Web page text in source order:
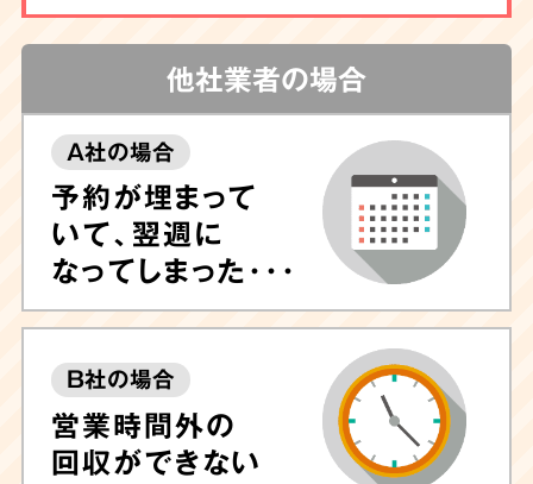
他社業者の場合
A社の場合
予約が埋まって
いて、翌週に
なってしまった･･･
B社の場合
営業時間外の
回収ができない